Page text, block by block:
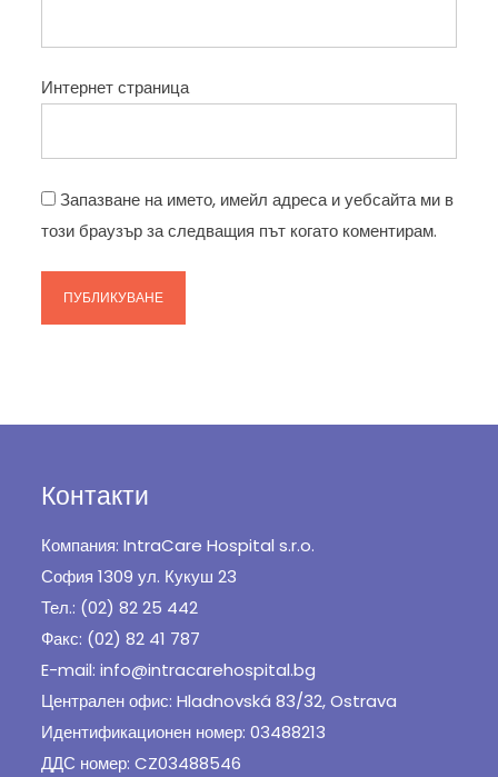
Интернет страница
Запазване на името, имейл адреса и уебсайта ми в
този браузър за следващия път когато коментирам.
Контакти
Компания: IntraCare Hospital s.r.o.
София 1309 ул. Кукуш 23
Тел.: (02) 82 25 442
Факс: (02) 82 41 787
E-mail: info@intracarehospital.bg
Централен офис: Hladnovská 83/32, Ostrava
Идентификационен номер: 03488213
ДДС номер: CZ03488546